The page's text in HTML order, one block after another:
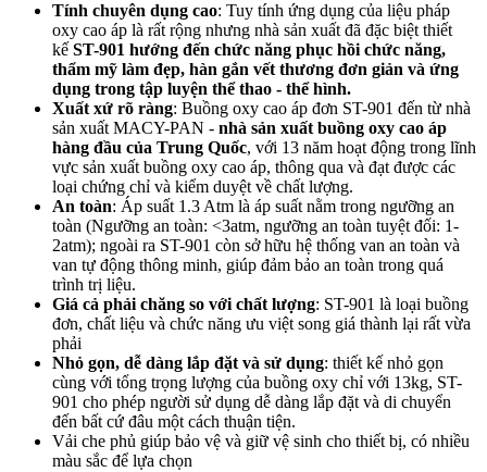
Tính chuyên dụng cao: Tuy tính ứng dụng của liệu pháp
oxy cao áp là rất rộng nhưng nhà sản xuất đã đặc biệt thiết
kế ST-901 hướng đến chức năng phục hồi chức năng,
thẩm mỹ làm đẹp, hàn gắn vết thương đơn giản và ứng
dụng trong tập luyện thể thao - thể hình.
Xuất xứ rõ ràng: Buồng oxy cao áp đơn ST-901 đến từ nhà
sản xuất MACY-PAN - nhà sản xuất buồng oxy cao áp
hàng đầu của Trung Quốc, với 13 năm hoạt động trong lĩnh
vực sản xuất buồng oxy cao áp, thông qua và đạt được các
loại chứng chỉ và kiểm duyệt về chất lượng.
An toàn: Áp suất 1.3 Atm là áp suất nằm trong ngưỡng an
toàn (Ngưỡng an toàn: <3atm, ngưỡng an toàn tuyệt đối: 1-
2atm); ngoài ra ST-901 còn sở hữu hệ thống van an toàn và
van tự động thông minh, giúp đảm bảo an toàn trong quá
trình trị liệu.
Giá cả phải chăng so với chất lượng: ST-901 là loại buồng
đơn, chất liệu và chức năng ưu việt song giá thành lại rất vừa
phải
Nhỏ gọn, dễ dàng lắp đặt và sử dụng: thiết kế nhỏ gọn
cùng với tổng trọng lượng của buồng oxy chỉ với 13kg, ST-
901 cho phép người sử dụng dễ dàng lắp đặt và di chuyển
đến bất cứ đâu một cách thuận tiện.
Vải che phủ giúp bảo vệ và giữ vệ sinh cho thiết bị, có nhiều
màu sắc để lựa chọn